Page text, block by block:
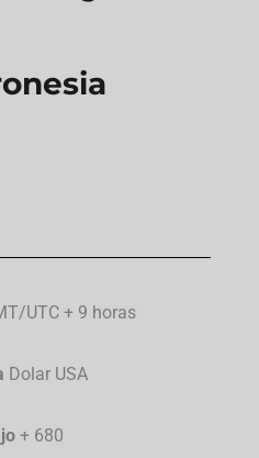
UTC + 9 horas
Dolar USA
+ 680